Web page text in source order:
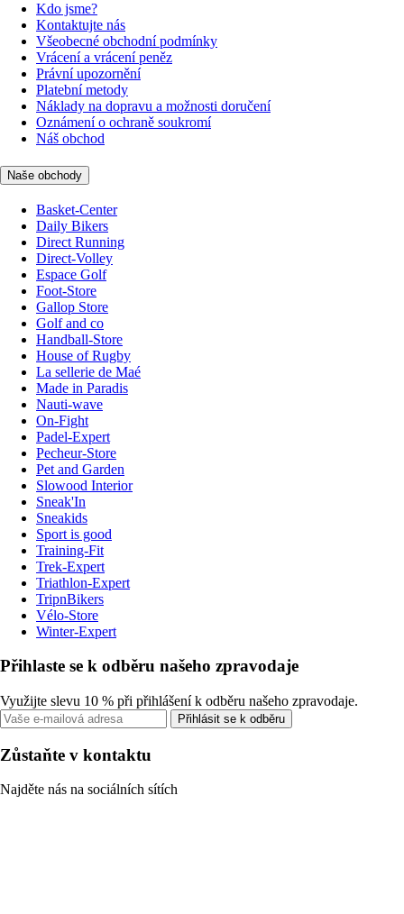
Kdo jsme?
Kontaktujte nás
Všeobecné obchodní podmínky
Vrácení a vrácení peněz
Právní upozornění
Platební metody
Náklady na dopravu a možnosti doručení
Oznámení o ochraně soukromí
Náš obchod
Naše obchody
Basket-Center
Daily Bikers
Direct Running
Direct-Volley
Espace Golf
Foot-Store
Gallop Store
Golf and co
Handball-Store
House of Rugby
La sellerie de Maé
Made in Paradis
Nauti-wave
On-Fight
Padel-Expert
Pecheur-Store
Pet and Garden
Slowood Interior
Sneak'In
Sneakids
Sport is good
Training-Fit
Trek-Expert
Triathlon-Expert
TripnBikers
Vélo-Store
Winter-Expert
Přihlaste se k odběru našeho zpravodaje
Využijte slevu 10 % při přihlášení k odběru našeho zpravodaje.
Přihlásit se k odběru
Zůstaňte v kontaktu
Najděte nás na sociálních sítích